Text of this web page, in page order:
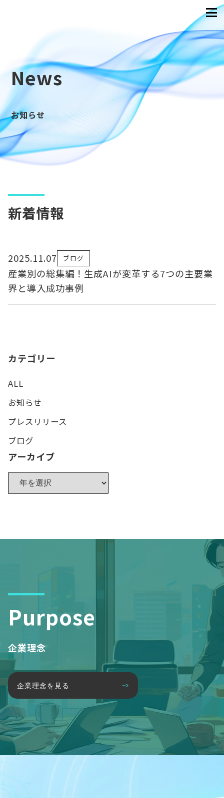
News
お知らせ
新着情報
2025.11.07 ブログ
産業別の総集編！生成AIが変革する7つの主要業
界と導入成功事例
カテゴリー
ALL
お知らせ
プレスリリース
ブログ
アーカイブ
Purpose
企業理念
企業理念を見る